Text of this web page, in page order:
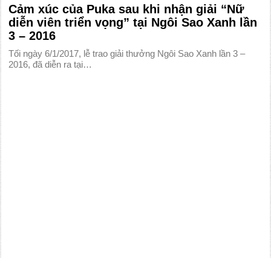
Cảm xúc của Puka sau khi nhận giải “Nữ
diễn viên triển vọng” tại Ngôi Sao Xanh lần
3 – 2016
Tối ngày 6/1/2017, lễ trao giải thưởng Ngôi Sao Xanh lần 3 –
2016, đã diễn ra tại…